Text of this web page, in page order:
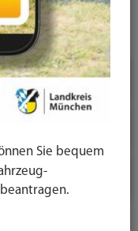
Sie bequem